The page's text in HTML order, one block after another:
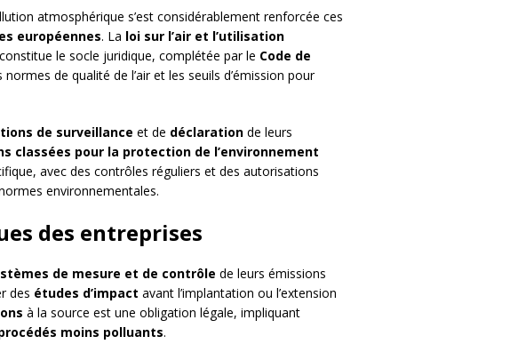
atmosphérique s’est considérablement renforcée ces
européennes. La loi sur l’air et l’utilisation
le socle juridique, complétée par le Code de
de qualité de l’air et les seuils d’émission pour
de surveillance et de déclaration de leurs
classées pour la protection de l’environnement
avec des contrôles réguliers et des autorisations
environnementales.
des entreprises
de mesure et de contrôle de leurs émissions
des études d’impact avant l’implantation ou l’extension
à la source est une obligation légale, impliquant
moins polluants.